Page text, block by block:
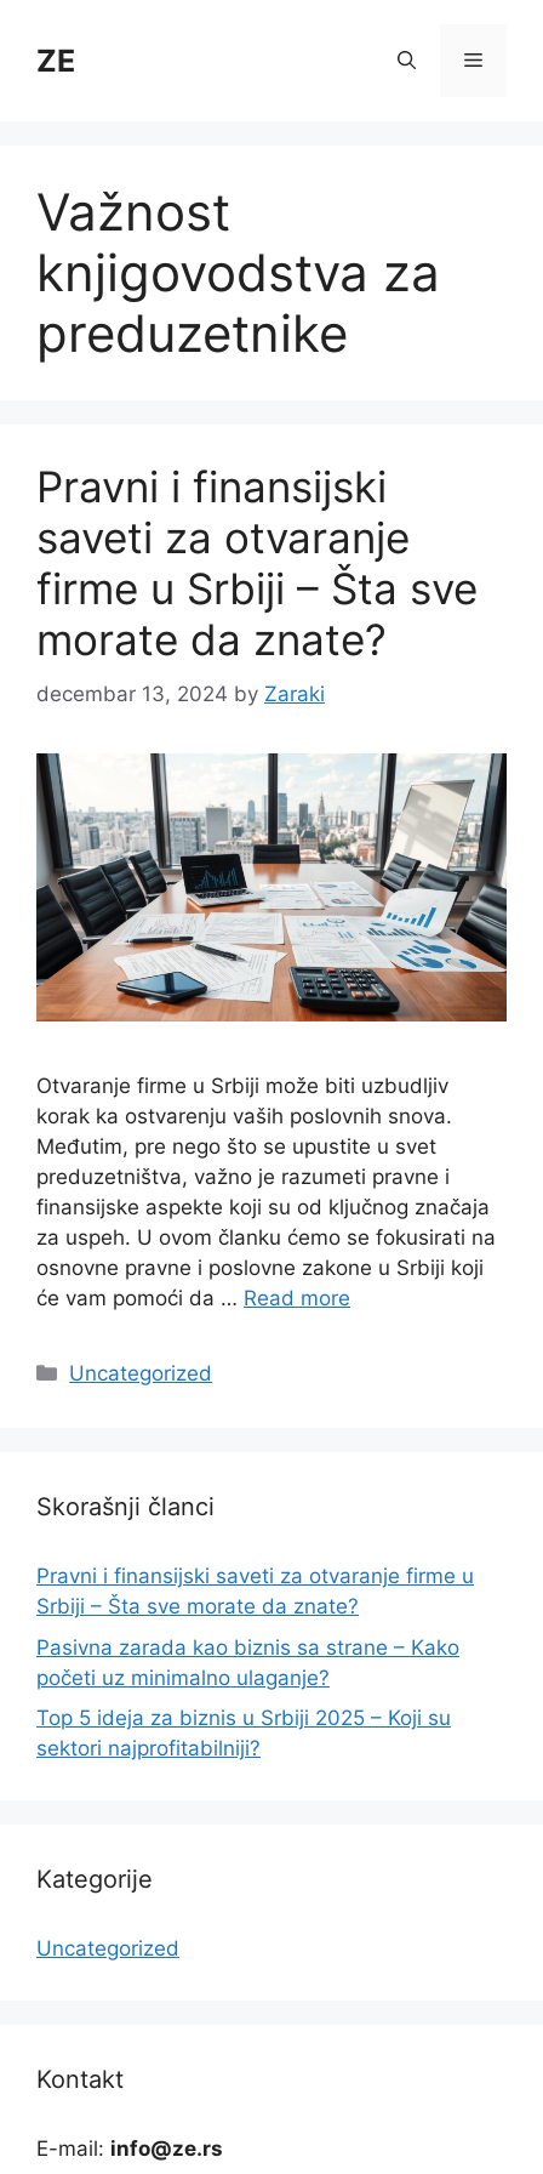
content
ZE Menu
Važnost
knjigovodstva za
preduzetnike
Pravni i finansijski
saveti za otvaranje
firme u Srbiji – Šta sve
morate da znate?
decembar 13, 2024 by Zaraki
Otvaranje firme u Srbiji može biti uzbudljiv
korak ka ostvarenju vaših poslovnih snova.
Međutim, pre nego što se upustite u svet
preduzetništva, važno je razumeti pravne i
finansijske aspekte koji su od ključnog značaja
za uspeh. U ovom članku ćemo se fokusirati na
osnovne pravne i poslovne zakone u Srbiji koji
će vam pomoći da … Read more
Categories
Uncategorized
Skorašnji članci
Pravni i finansijski saveti za otvaranje firme u
Srbiji – Šta sve morate da znate?
Pasivna zarada kao biznis sa strane – Kako
početi uz minimalno ulaganje?
Top 5 ideja za biznis u Srbiji 2025 – Koji su
sektori najprofitabilniji?
Kategorije
Uncategorized
Kontakt
E-mail: info@ze.rs